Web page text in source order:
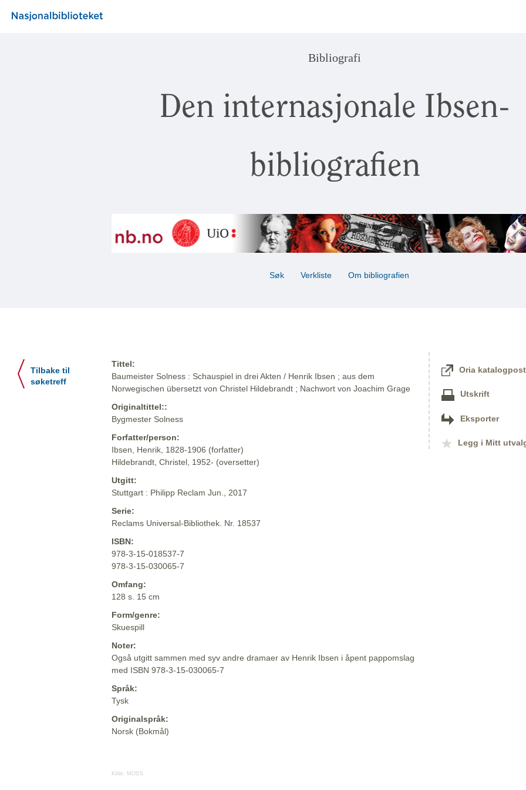
Bibliografi
Den internasjonale Ibsen-
bibliografien
Søk Verkliste Om bibliografien
Tilbake til
søketreff
Tittel:
Baumeister Solness : Schauspiel in drei Akten / Henrik Ibsen ; aus dem
Norwegischen übersetzt von Christel Hildebrandt ; Nachwort von Joachim Grage
Originaltittel::
Bygmester Solness
Forfatter/person:
Ibsen, Henrik, 1828-1906 (forfatter)
Hildebrandt, Christel, 1952- (oversetter)
Utgitt:
Stuttgart : Philipp Reclam Jun., 2017
Serie:
Reclams Universal-Bibliothek. Nr. 18537
ISBN:
978-3-15-018537-7
978-3-15-030065-7
Omfang:
128 s. 15 cm
Form/genre:
Skuespill
Noter:
Også utgitt sammen med syv andre dramaer av Henrik Ibsen i åpent pappomslag
med ISBN 978-3-15-030065-7
Språk:
Tysk
Originalspråk:
Norsk (Bokmål)
Kilde: MODS
Oria katalogpost
Utskrift
Eksporter
Legg i Mitt